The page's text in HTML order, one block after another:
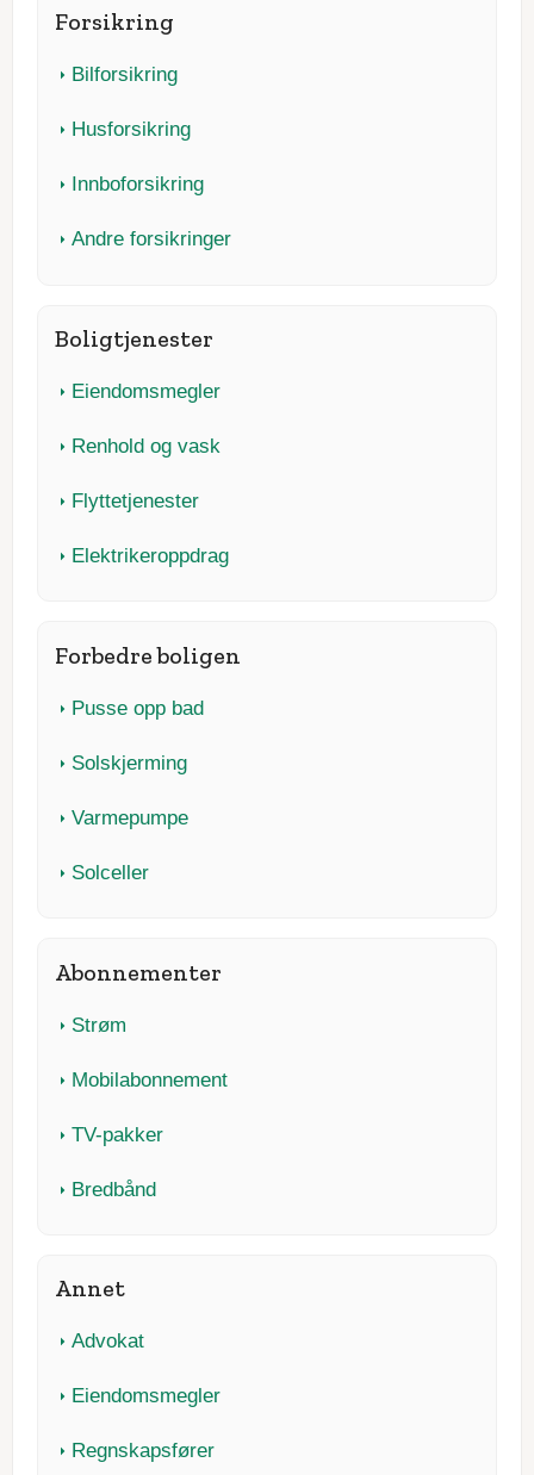
Forsikring
Bilforsikring
Husforsikring
Innboforsikring
Andre forsikringer
Boligtjenester
Eiendomsmegler
Renhold og vask
Flyttetjenester
Elektrikeroppdrag
Forbedre boligen
Pusse opp bad
Solskjerming
Varmepumpe
Solceller
Abonnementer
Strøm
Mobilabonnement
TV-pakker
Bredbånd
Annet
Advokat
Eiendomsmegler
Regnskapsfører